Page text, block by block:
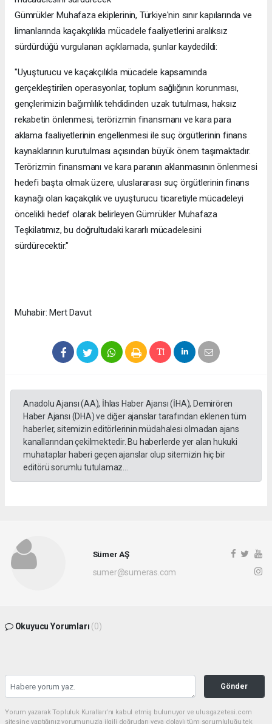
Gümrükler Muhafaza ekiplerinin, Türkiye'nin sınır kapılarında ve
limanlarında kaçakçılıkla mücadele faaliyetlerini aralıksız
sürdürdüğü vurgulanan açıklamada, şunlar kaydedildi:
"Uyuşturucu ve kaçakçılıkla mücadele kapsamında
gerçekleştirilen operasyonlar, toplum sağlığının korunması,
gençlerimizin bağımlılık tehdidinden uzak tutulması, haksız
rekabetin önlenmesi, terörizmin finansmanı ve kara para
aklama faaliyetlerinin engellenmesi ile suç örgütlerinin finans
kaynaklarının kurutulması açısından büyük önem taşımaktadır.
Terörizmin finansmanı ve kara paranın aklanmasının önlenmesi
hedefi başta olmak üzere, uluslararası suç örgütlerinin finans
kaynağı olan kaçakçılık ve uyuşturucu ticaretiyle mücadeleyi
öncelikli hedef olarak belirleyen Gümrükler Muhafaza
Teşkilatımız, bu doğrultudaki kararlı mücadelesini
sürdürecektir."
Muhabir: Mert Davut
Anadolu Ajansı (AA), İhlas Haber Ajansı (İHA), Demirören
Haber Ajansı (DHA) ve diğer ajanslar tarafından eklenen tüm
haberler, sitemizin editörlerinin müdahalesi olmadan ajans
kanallarından çekilmektedir. Bu haberlerde yer alan hukuki
muhataplar haberi geçen ajanslar olup sitemizin hiç bir
editörü sorumlu tutulamaz...
Sümer AŞ
sumer@sumeras.com
Okuyucu Yorumları (0)
Gönder
Yorum yazarak Topluluk Kuralları’nı kabul etmiş bulunuyor ve ulusgazetesi.com
sitesine yaptığınız yorumunuzla ilgili doğrudan veya dolaylı tüm sorumluluğu tek